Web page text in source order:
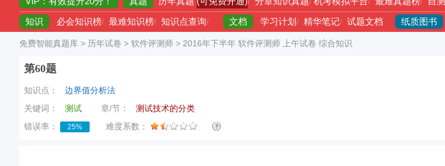
知识 必会知识榜/ 最难知识榜/ 知识点查询/ 文档 学习计划/ 精华笔记/ 试题文档 纸质图书
免费智能真题库 > 历年试卷 > 软件评测师 > 2016年下半年 软件评测师 上午试卷 综合知识
第60题
知识点：
边界值分析法
关键词：
测试 章/节：
测试技术的分类
错误率：
25% 难度系数：